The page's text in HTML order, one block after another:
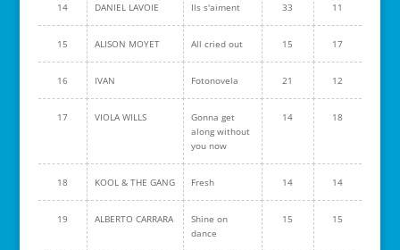
14 DANIEL LAVOIE Ils s'aiment 33 11
15 ALISON MOYET All cried out 15 17
16 IVAN Fotonovela 21 12
17 VIOLA WILLS
Gonna get
along without
you now
14 18
18 KOOL & THE GANG Fresh 14 14
19 ALBERTO CARRARA
Shine on
dance
15 15